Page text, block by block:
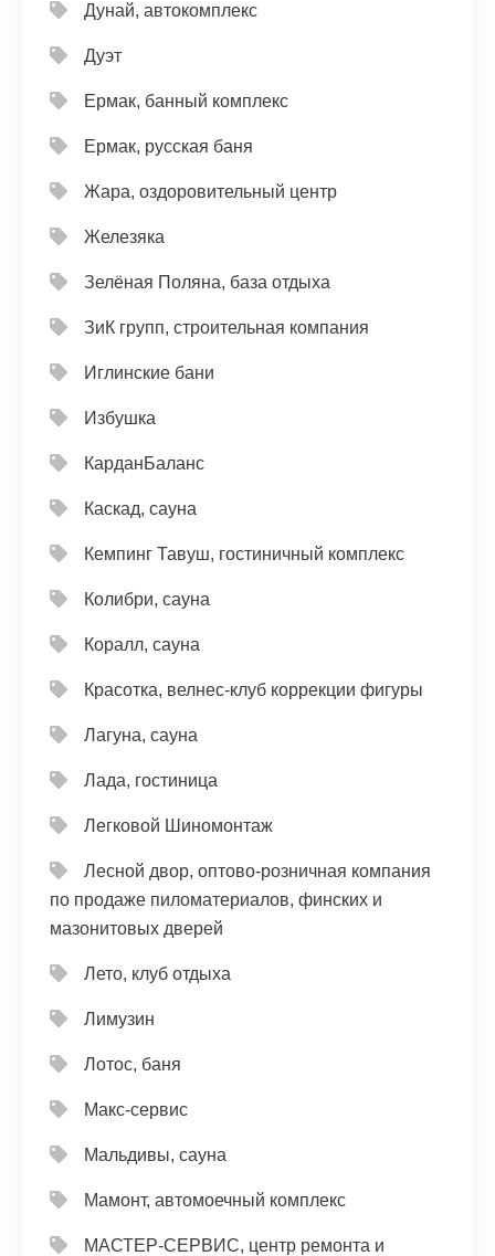
Дунай, автокомплекс
Дуэт
Ермак, банный комплекс
Ермак, русская баня
Жара, оздоровительный центр
Железяка
Зелёная Поляна, база отдыха
ЗиК групп, строительная компания
Иглинские бани
Избушка
КарданБаланс
Каскад, сауна
Кемпинг Тавуш, гостиничный комплекс
Колибри, сауна
Коралл, сауна
Красотка, велнес-клуб коррекции фигуры
Лагуна, сауна
Лада, гостиница
Легковой Шиномонтаж
Лесной двор, оптово-розничная компания
по продаже пиломатериалов, финских и
мазонитовых дверей
Лето, клуб отдыха
Лимузин
Лотос, баня
Макс-сервис
Мальдивы, сауна
Мамонт, автомоечный комплекс
МАСТЕР-СЕРВИС, центр ремонта и